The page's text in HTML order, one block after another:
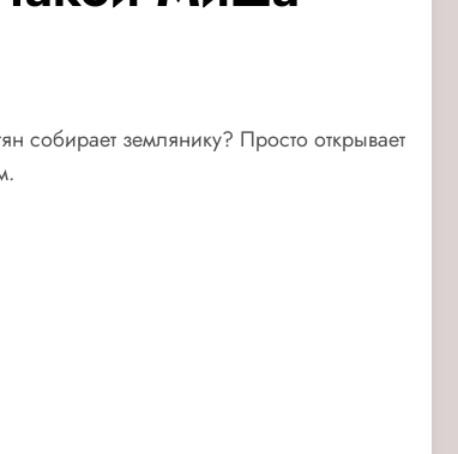
собирает землянику? Просто открывает